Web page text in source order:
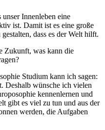
Innenleben eine
ist. Damit ist es eine große
dass es der Welt hilft.
Zukunft, was kann die
Studium kann ich sagen:
Deshalb wünsche ich vielen
kennenlernen und
gibt es viel zu tun und aus der
werden, die Aufgaben